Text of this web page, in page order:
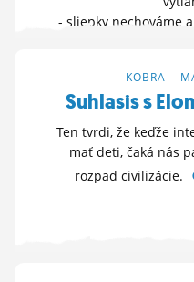
- sliepky nechováme
17. 8.
KOBRA
Suhlasis s
Ten tvrdi, že keďže
mať deti, čaká nás
rozpad civilizácie.